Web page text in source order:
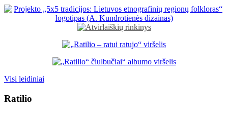
Visi leidiniai
Ratilio